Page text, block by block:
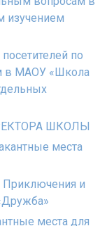
изучением
по
в МАОУ «Школа
ШКОЛЫ
места
и
места для